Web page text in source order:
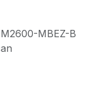
MBEZ-B